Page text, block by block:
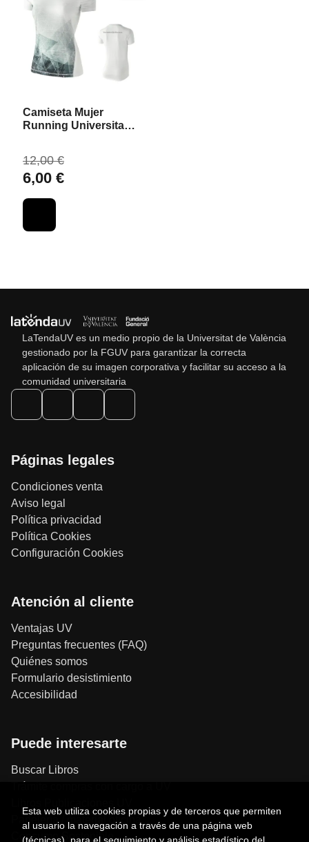
Camiseta Mujer
Running Universitat
12,00 €
6,00 €
LaTendaUV es un medio propio de la Universitat de València
gestionado por la FGUV para garantizar la correcta
aplicación de su imagen corporativa y facilitar su acceso a la
comunidad universitaria
Páginas legales
Condiciones venta
Aviso legal
Política privacidad
Política Cookies
Configuración Cookies
Atención al cliente
Ventajas UV
Preguntas frecuentes (FAQ)
Quiénes somos
Formulario desistimiento
Accesibilidad
Puede interesarte
Buscar Libros
Papelería / material oficina
Consumo Sostenible
Esta web utiliza cookies propias y de terceros que permiten
al usuario la navegación a través de una página web